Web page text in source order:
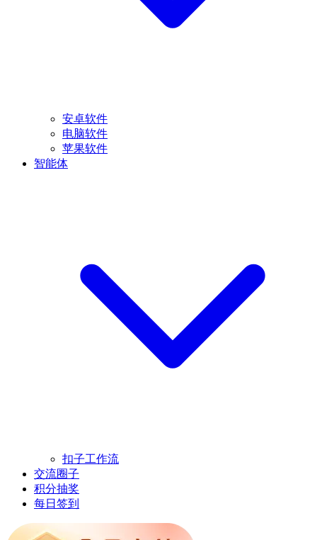
安卓软件
电脑软件
苹果软件
智能体
扣子工作流
交流圈子
积分抽奖
每日签到